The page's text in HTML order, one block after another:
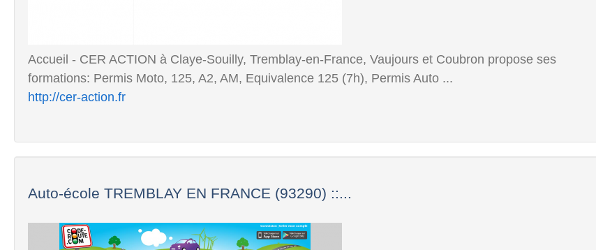
Accueil - CER ACTION à Claye-Souilly, Tremblay-en-France, Vaujours et Coubron propose ses
formations: Permis Moto, 125, A2, AM, Equivalence 125 (7h), Permis Auto ...
http://cer-action.fr
Auto-école TREMBLAY EN FRANCE (93290) ::...